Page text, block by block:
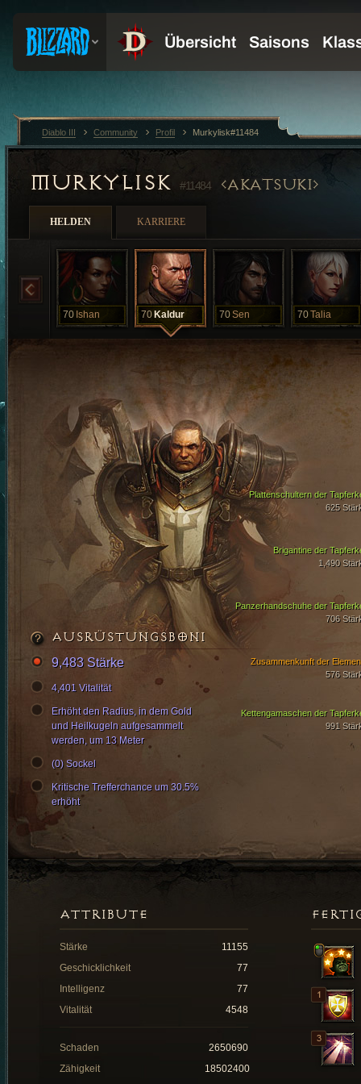
MURKYLISK #11484 AKATSUKI
HELDEN KARRIERE
70 Ishan 70 Kaldur 70Sen 70Talia
Brigantine der
1,490
Panzerhandschuhe der
706
Plattenschultern der
625
Kettengamaschen der
991
Zusammenkunft der
576
AUSRÜSTUNGSBONI
9,483 Stärke
4,401 Vitalität
Erhöht den Radius, in dem Gold
und Heilkugeln aufgesammelt
werden, um 13 Meter
(0) Sockel
Kritische Trefferchance um 30.5%
erhöht
ATTRIBUTE
Stärke
11155
Geschicklichkeit
77
Intelligenz
77
Vitalität
4548
Schaden
2650690
Zähigkeit
18502400
Diablo III Community Profil Murkylisk#11484